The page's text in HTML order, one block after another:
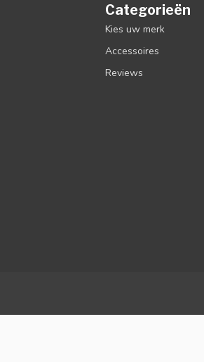
Categorieën
Kies uw merk
Accessoires
Reviews